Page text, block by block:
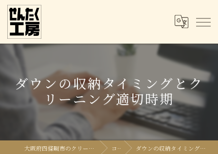
ダウンの収納タイミングとク
リーニング適切時期
大阪府四條畷市のクリーニングならせんたく工房 コラム ダウンの収納タイミングとクリーニング適切時期